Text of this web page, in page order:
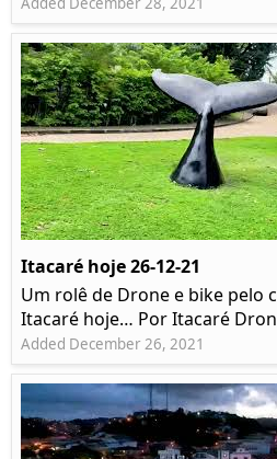
Itacaré hoje 26-12-21
Um rolê de Drone e bike pelo
Itacaré hoje… Por Itacaré
Added December 26, 2021